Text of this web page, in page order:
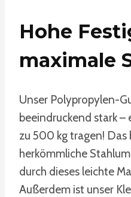
Hohe
maximale
Unser Polypropylen-
beeindruckend stark –
zu 500 kg tragen! Das
herkömmliche
durch dieses leichte
Außerdem ist unser